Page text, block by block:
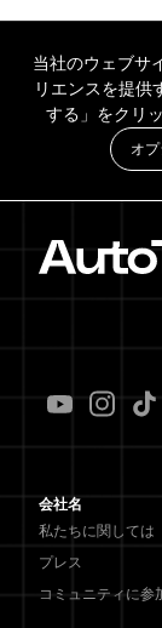
当社のウェブサ
リエンスを提供
する」をクリ
オ
会社名
私たちに関しては
プレス
コミュニティに参